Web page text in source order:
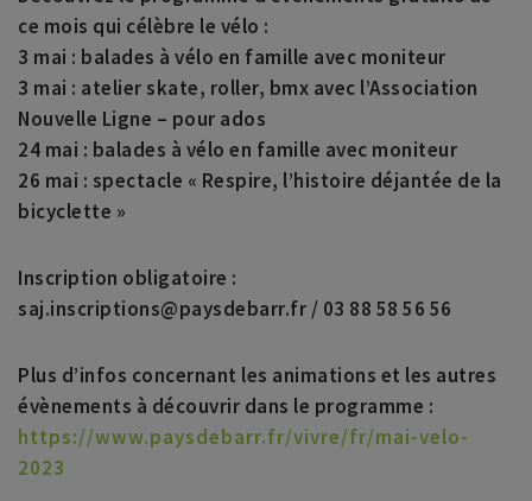
ce mois qui célèbre le vélo :
3 mai : balades à vélo en famille avec moniteur
3 mai : atelier skate, roller, bmx avec l’Association
Nouvelle Ligne – pour ados
24 mai : balades à vélo en famille avec moniteur
26 mai : spectacle « Respire, l’histoire déjantée de la
bicyclette »
Inscription obligatoire :
saj.inscriptions@paysdebarr.fr / 03 88 58 56 56
Plus d’infos concernant les animations et les autres
évènements à découvrir dans le programme :
https://www.paysdebarr.fr/vivre/fr/mai-velo-
2023